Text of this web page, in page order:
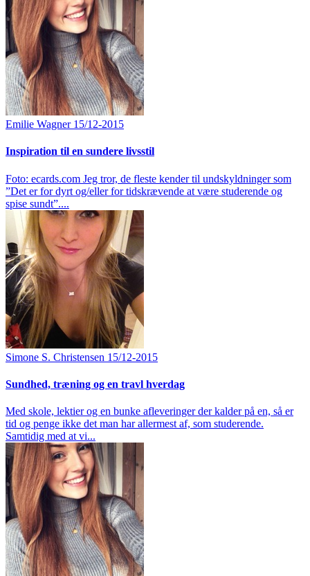
Emilie Wagner 15/12-2015
Inspiration til en sundere livsstil
Foto: ecards.com Jeg tror, de fleste kender til undskyldninger som
”Det er for dyrt og/eller for tidskrævende at være studerende og
spise sundt”....
Simone S. Christensen 15/12-2015
Sundhed, træning og en travl hverdag
Med skole, lektier og en bunke afleveringer der kalder på en, så er
tid og penge ikke det man har allermest af, som studerende.
Samtidig med at vi...